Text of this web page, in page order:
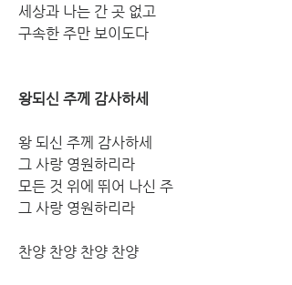
세상과 나는 간 곳 없고
구속한 주만 보이도다
왕되신 주께 감사하세
왕 되신 주께 감사하세
그 사랑 영원하리라
모든 것 위에 뛰어 나신 주
그 사랑 영원하리라
찬양 찬양 찬양 찬양